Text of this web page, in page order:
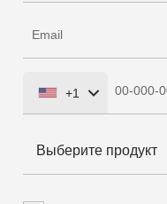
United
+1
+1
Выберите продукт